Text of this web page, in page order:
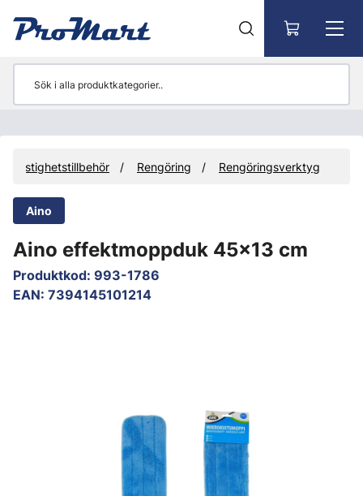
Fastighetstillbehör Rengöring Rengöringsverktyg
Aino
Aino effektmoppduk 45x13 cm
Produktkod: 993-1786
EAN: 7394145101214